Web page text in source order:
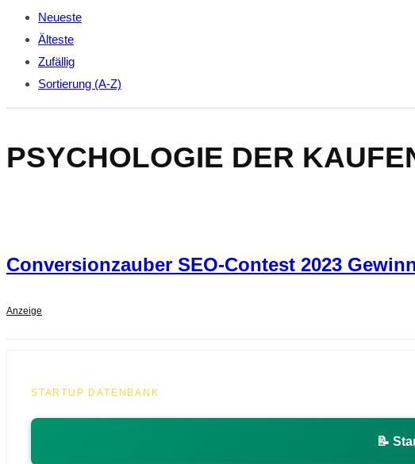
Neueste
Älteste
Zufällig
Sortierung (A-Z)
PSYCHOLOGIE DER
Conversionzauber SEO-Contest 2023
Anzeige
STARTUP DATENBANK
📝